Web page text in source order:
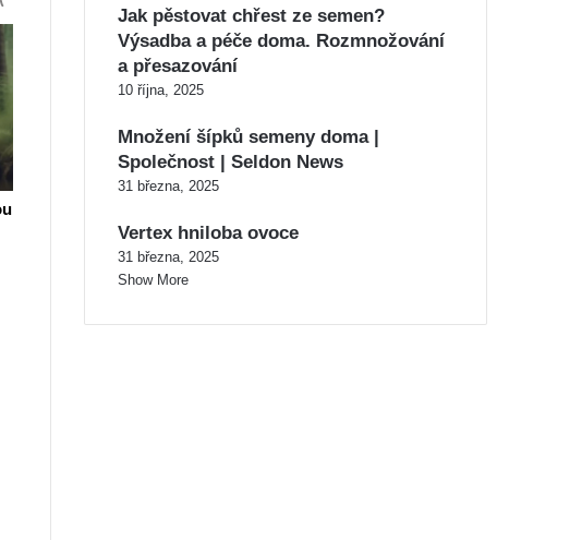
Jak pěstovat chřest ze semen?
Výsadba a péče doma. Rozmnožování
a přesazování
10 října, 2025
Množení šípků semeny doma |
Společnost | Seldon News
31 března, 2025
Vertex hniloba ovoce
31 března, 2025
Show More